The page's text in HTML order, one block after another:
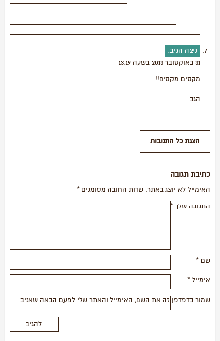
ניצה הגיב:
31 באוקטובר 2013 בשעה 13:19
מקסים מקסים!!
הגב
כתיבת תגובה
האימייל לא יוצג באתר. שדות החובה מסומנים *
התגובה שלך *
שם *
אימייל *
שמור בדפדפן זה את השם, האימייל והאתר שלי לפעם הבאה שאגיב.